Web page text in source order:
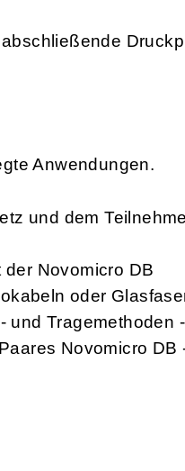
Anwendungen.
und dem
Novomicro DB
oder
und Tragemethoden
Novomicro DB